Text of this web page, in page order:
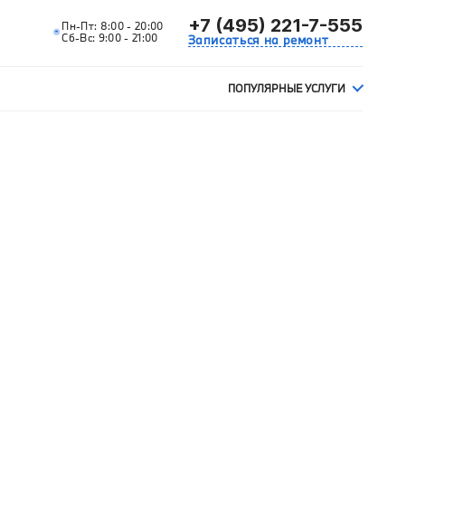
Пн-Пт: 8:00 - 20:00
Сб-Вс: 9:00 - 21:00
+7 (495) 221-7-555
Записаться на ремонт
ПОПУЛЯРНЫЕ УСЛУГИ